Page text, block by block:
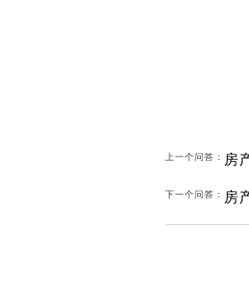
上一个问答： 房
下一个问答： 房